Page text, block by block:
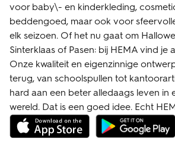
voor baby\- en kinderkleding,
beddengoed, maar ook voor
elk seizoen. Of het nu gaat om
Sinterklaas of Pasen: bij HEMA vind je
Onze kwaliteit en eigenzinnige
terug, van schoolspullen tot
hard aan een beter alledaags leven in
wereld. Dat is een goed idee. Echt